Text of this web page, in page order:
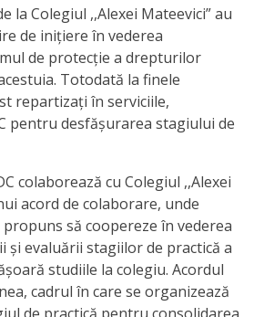
la Colegiul ,,Alexei Mateevici” au
de inițiere în vederea
de protecție a drepturilor
Totodată la finele
repartizați în serviciile,
pentru desfășurarea stagiului de
colaborează cu Colegiul ,,Alexei
acord de colaborare, unde
să coopereze în vederea
și evaluării stagiilor de practică a
studiile la colegiu. Acordul
cadrul în care se organizează
de practică pentru consolidarea